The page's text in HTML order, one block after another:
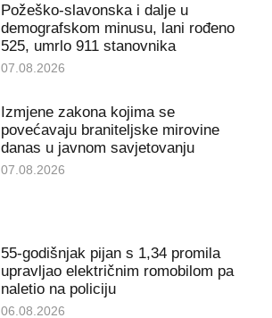
Požeško-slavonska i dalje u
demografskom minusu, lani rođeno
525, umrlo 911 stanovnika
07.08.2026
Izmjene zakona kojima se
povećavaju braniteljske mirovine
danas u javnom savjetovanju
07.08.2026
55-godišnjak pijan s 1,34 promila
upravljao električnim romobilom pa
naletio na policiju
06.08.2026